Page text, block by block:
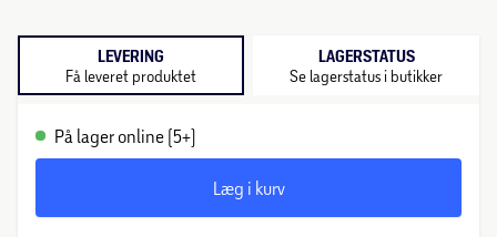
LEVERING
Få leveret produktet
LAGERSTATUS
Se lagerstatus i butikker
På lager online (5+)
Læg i kurv